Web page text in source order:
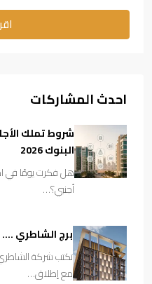
احدث المشاركات
شروط تملك
البنوك 2026
هل فكرت يومًا في
أجنبي؟…
برج الشاطري
تكتب شركة
مع إطلاق…